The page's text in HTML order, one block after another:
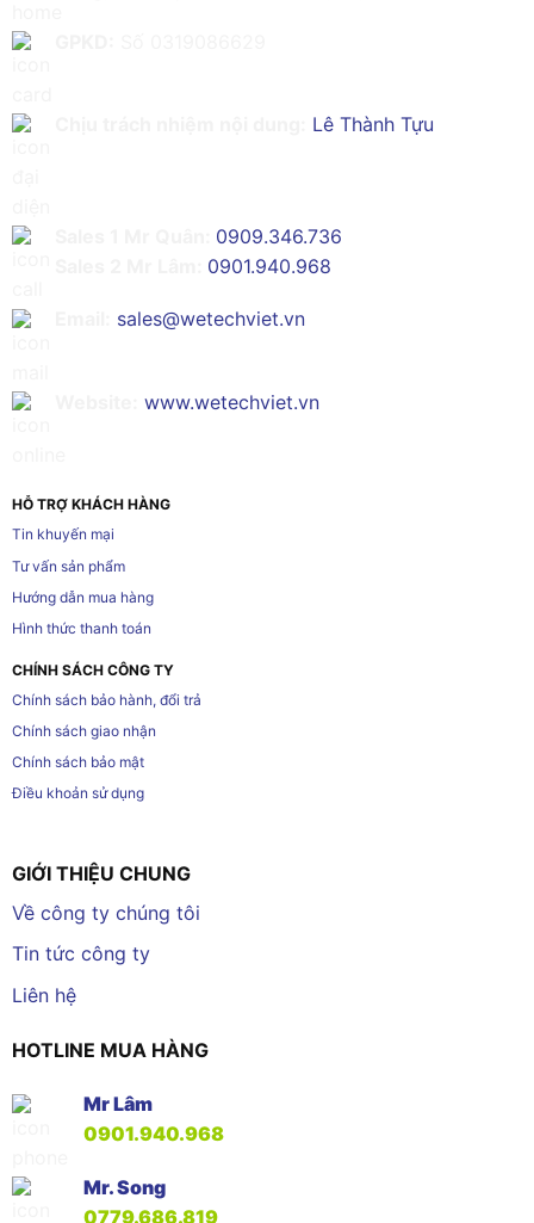
Lê Thành Tựu
0909.346.736
0901.940.968
sales@wetechviet.vn
www.wetechviet.vn
HỖ TRỢ KHÁCH HÀNG
Tin khuyến mại
Tư vấn sản phẩm
Hướng dẫn mua hàng
Hình thức thanh toán
CHÍNH SÁCH CÔNG TY
Chính sách bảo hành, đổi trả
Chính sách giao nhận
Chính sách bảo mật
Điều khoản sử dụng
GIỚI THIỆU CHUNG
Về công ty chúng tôi
Tin tức công ty
Liên hệ
HOTLINE MUA HÀNG
Mr Lâm
0901.940.968
Mr. Song
0779.686.819